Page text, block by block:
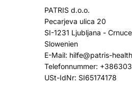
PATRIS d.o.o.
Pecarjeva ulica 20
SI-1231 Ljubljana - Crnuce
Slowenien
E-Mail: hilfe@patris-
Telefonnummer:
USt-IdNr: SI65174178